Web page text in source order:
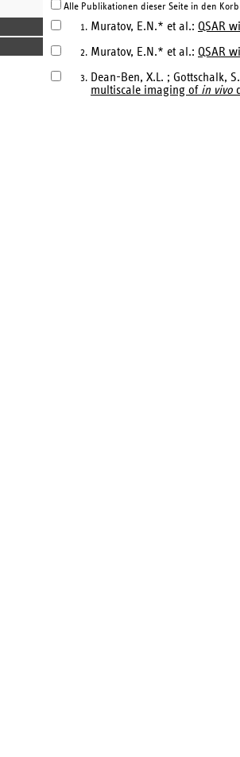
Alle Publikationen dieser Seite in den
1. Muratov, E.N.* et al.: QSAR
2. Muratov, E.N.* et al.: QSAR
3. Dean-Ben, X.L. ; Gottschalk,
multiscale imaging ofin vivo